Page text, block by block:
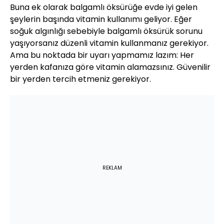
Buna ek olarak balgamlı öksürüğe evde iyi gelen
şeylerin başında vitamin kullanımı geliyor. Eğer
soğuk algınlığı sebebiyle balgamlı öksürük sorunu
yaşıyorsanız düzenli vitamin kullanmanız gerekiyor.
Ama bu noktada bir uyarı yapmamız lazım: Her
yerden kafanıza göre vitamin alamazsınız. Güvenilir
bir yerden tercih etmeniz gerekiyor.
REKLAM